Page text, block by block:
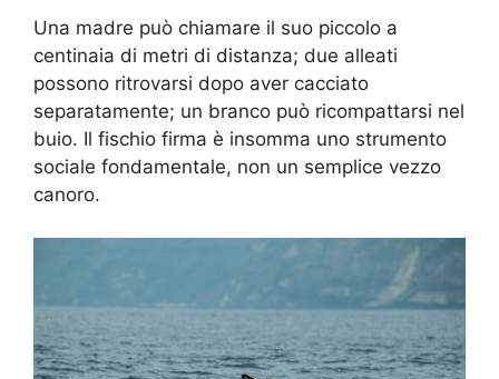
Una madre può chiamare il suo piccolo a
centinaia di metri di distanza; due alleati
possono ritrovarsi dopo aver cacciato
separatamente; un branco può ricompattarsi nel
buio. Il fischio firma è insomma uno strumento
sociale fondamentale, non un semplice vezzo
canoro.